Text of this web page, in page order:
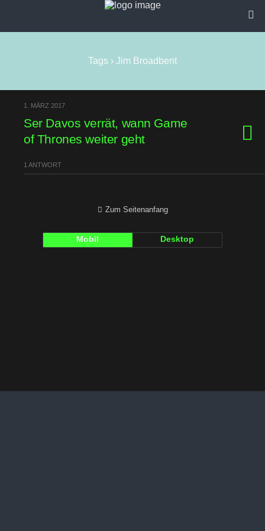
Tags › Jim Broadbent
1. MÄRZ 2017
Ser Davos verrät, wann Game
of Thrones weiter geht
1 ANTWORT
Zum Seitenanfang
Mobil Desktop